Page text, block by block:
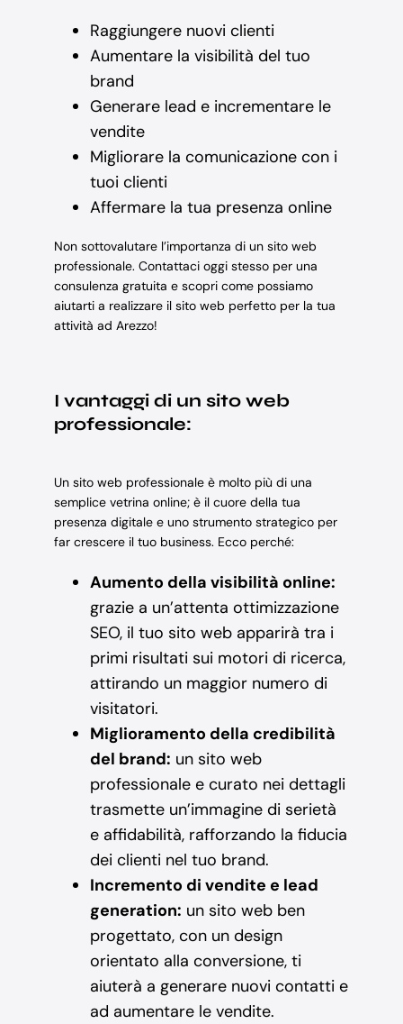
Raggiungere nuovi clienti
Aumentare la visibilità del tuo
brand
Generare lead e incrementare le
vendite
Migliorare la comunicazione con i
tuoi clienti
Affermare la tua presenza online
Non sottovalutare l’importanza di un sito web
professionale. Contattaci oggi stesso per una
consulenza gratuita e scopri come possiamo
aiutarti a realizzare il sito web perfetto per la tua
attività ad Arezzo!
I vantaggi di un sito web
professionale:
Un sito web professionale è molto più di una
semplice vetrina online; è il cuore della tua
presenza digitale e uno strumento strategico per
far crescere il tuo business. Ecco perché:
Aumento della visibilità online:
grazie a un’attenta ottimizzazione
SEO, il tuo sito web apparirà tra i
primi risultati sui motori di ricerca,
attirando un maggior numero di
visitatori.
Miglioramento della credibilità
del brand: un sito web
professionale e curato nei dettagli
trasmette un’immagine di serietà
e affidabilità, rafforzando la fiducia
dei clienti nel tuo brand.
Incremento di vendite e lead
generation: un sito web ben
progettato, con un design
orientato alla conversione, ti
aiuterà a generare nuovi contatti e
ad aumentare le vendite.